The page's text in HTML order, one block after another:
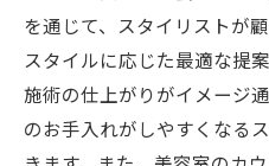
サロンのコンセ
お気に入りのスタ
セス
を通じて、スタイリストが
スタイルに応じた最適な提
施術の仕上がりがイメージ
のお手入れがしやすくなる